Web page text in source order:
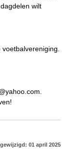
wilt
01 april 2025